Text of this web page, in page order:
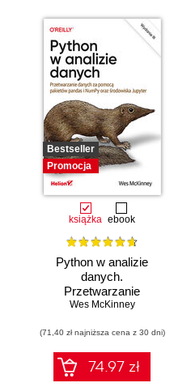
Bestseller
Promocja
książka ebook
Python w analizie
danych.
Przetwarzanie
danych za pomocą
NumPy oraz
środowiska
Jupyter. Wydanie
III
Wes McKinney
(71,40 zł najniższa cena z 30 dni)
74.97 zł